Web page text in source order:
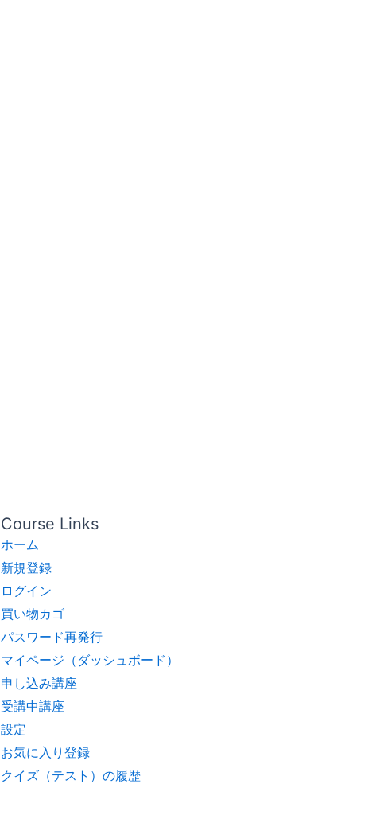
Course Links
ホーム
新規登録
ログイン
買い物カゴ
パスワード再発行
マイページ（ダッシュボード）
申し込み講座
受講中講座
設定
お気に入り登録
クイズ（テスト）の履歴